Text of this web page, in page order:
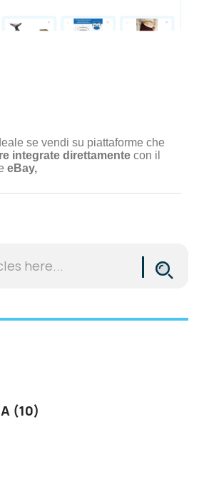
se vendi su piattaforme che
integrate direttamente con il
eBay,
(10)